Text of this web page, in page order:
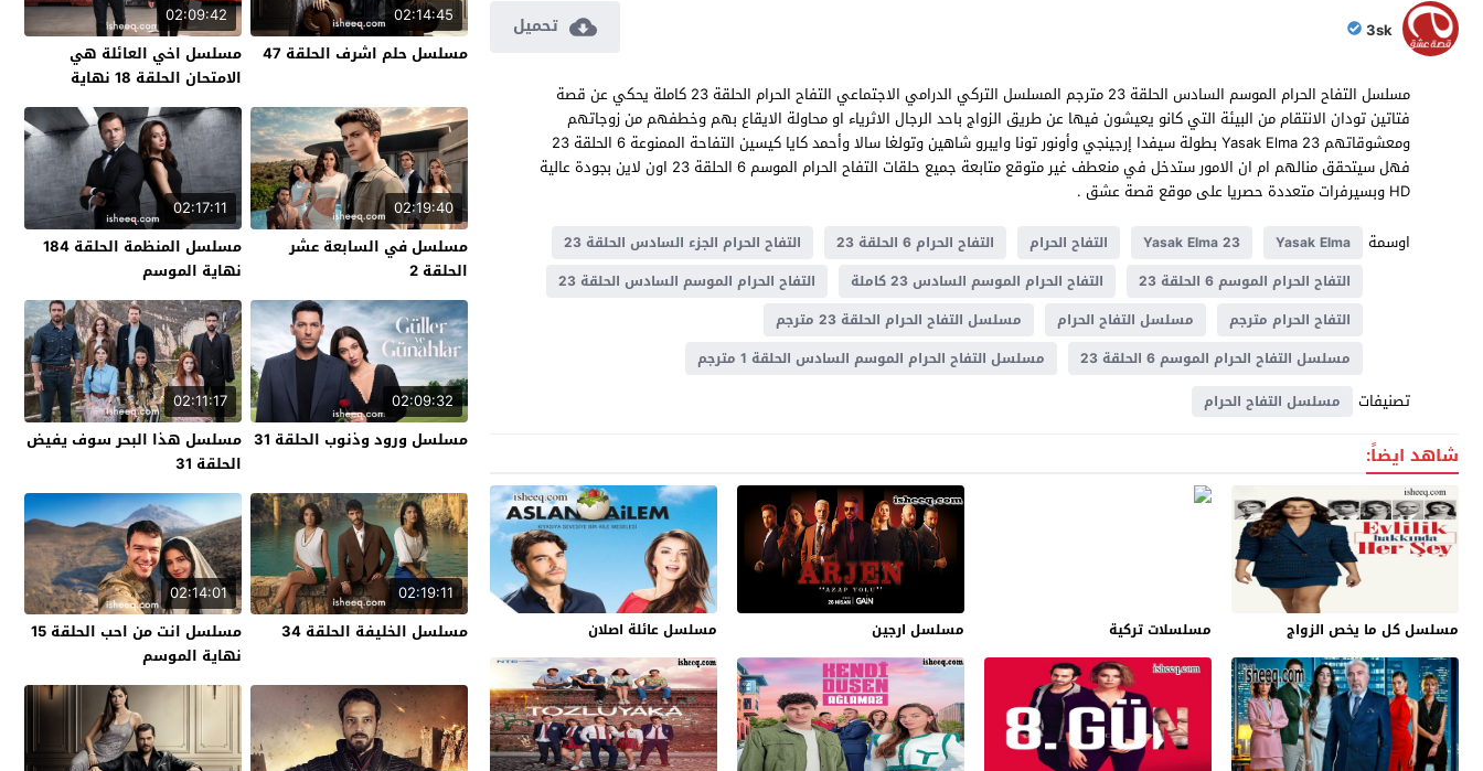
3sk تحميل
مسلسل التفاح الحرام الموسم السادس الحلقة 23 مترجم المسلسل التركي الدرامي الاجتماعي التفاح الحرام الحلقة 23 كاملة يحكي عن قصة
فتاتين تودان الانتقام من البيئة التي كانو يعيشون فيها عن طريق الزواج باحد الرجال الاثرياء او محاولة الايقاع بهم وخطفهم من زوجاتهم
ومعشوقاتهم Yasak Elma 23 بطولة سيفدا إرجينجي وأونور تونا وايبرو شاهين وتولغا سالا وأحمد كايا كيسين التفاحة الممنوعة 6 الحلقة 23
فهل سيتحقق منالهم ام ان الامور ستدخل في منعطف غير متوقع متابعة جميع حلقات التفاح الحرام الموسم 6 الحلقة 23 اون لاين بجودة عالية
HD وبسيرفرات متعددة حصريا على موقع قصة عشق .
اوسمة
Yasak Elma
Yasak Elma 23 التفاح الحرام التفاح الحرام 6 الحلقة 23
التفاح الحرام الجزء السادس الحلقة 23
التفاح الحرام الموسم 6 الحلقة 23
التفاح الحرام الموسم السادس 23 كاملة
التفاح الحرام الموسم السادس الحلقة 23
التفاح الحرام مترجم
مسلسل التفاح الحرام
مسلسل التفاح الحرام الحلقة 23 مترجم
مسلسل التفاح الحرام الموسم 6 الحلقة 23
مسلسل التفاح الحرام الموسم السادس الحلقة 1 مترجم
تصنيفات مسلسل التفاح الحرام
شاهد ايضاً:
مسلسل كل ما يخص الزواج مسلسلات تركية مسلسل ارجين مسلسل عائلة اصلان
02:14:45
مسلسل حلم اشرف الحلقة 47
02:09:42
مسلسل اخي العائلة هي
الامتحان الحلقة 18 نهاية
الموسم
02:19:40
مسلسل في السابعة عشر
الحلقة 2
02:17:11
مسلسل المنظمة الحلقة 184
نهاية الموسم
02:09:32
مسلسل ورود وذنوب الحلقة 31
02:11:17
مسلسل هذا البحر سوف يفيض
الحلقة 31
02:19:11
مسلسل الخليفة الحلقة 34
02:14:01
مسلسل انت من احب الحلقة 15
نهاية الموسم